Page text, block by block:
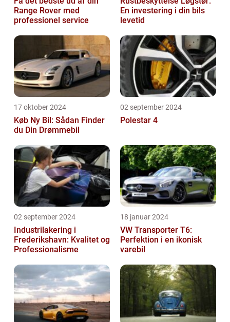
Range Rover med
professionel service
En investering i din bils
levetid
17 oktober 2024
Køb Ny Bil: Sådan Finder
du Din Drømmebil
02 september 2024
Polestar 4
02 september 2024
Industrilakering i
Frederikshavn: Kvalitet og
Professionalisme
18 januar 2024
VW Transporter T6:
Perfektion i en ikonisk
varebil